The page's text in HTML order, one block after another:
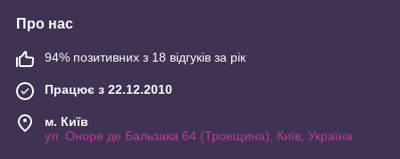
Про нас
94% позитивних з 18 відгуків за рік
Працює з 22.12.2010
м. Київ
ул. Оноре де Бальзака 64 (Троещина), Київ, Україна